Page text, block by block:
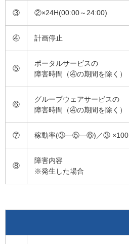
③ ②×24H(00:00～24:00)
④ 計画停止
⑤
ポータルサービスの
障害時間（④の期間を除く）
⑥
グループウェアサービスの
障害時間（④の期間を除く）
⑦ 稼動率(③―⑤―⑥)／③ ×100
⑧
障害内容
※発生した場合